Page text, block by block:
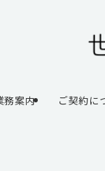
務案内 ご契約に